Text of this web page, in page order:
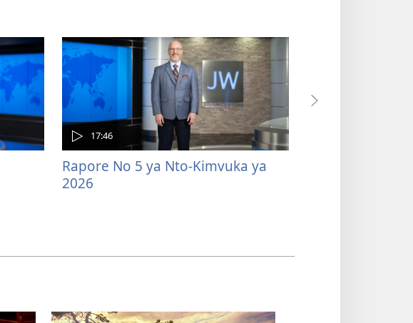
17:46
Rapore No 5 ya Nto-Kimvuka ya
2026